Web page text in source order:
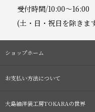
受付時間/10:00～16:00
(土・日・祝日を除きま
ショップホーム
お支払い方法について
大島紬洋装工房TOKARAの世界